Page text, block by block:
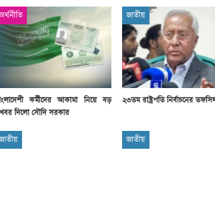
কর্মীদের আকামা নিয়ে বড়
দিলো সৌদি সরকার
জাতীয়
২৩তম রাষ্ট্রপতি নির্বাচনের
জাতীয়
খালেদা
৩ দিনের রাষ্ট্রীয়
জারি
বেগম খালেদা জিয়া
পাগলা